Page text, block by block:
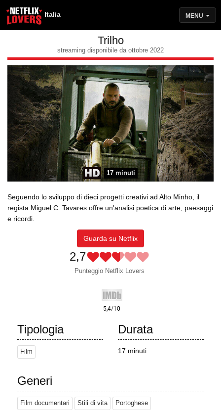
Italia MENU
Trilho
streaming disponibile da ottobre 2022
17 minuti
Seguendo lo sviluppo di dieci progetti creativi ad Alto Minho, il
regista Miguel C. Tavares offre un'analisi poetica di arte, paesaggi
e ricordi.
Guarda su Netflix
2,7
Punteggio Netflix Lovers
Tipologia
Film
Durata
17 minuti
Generi
Film documentari Stili di vita Portoghese